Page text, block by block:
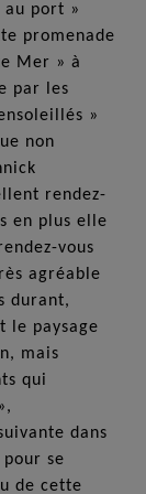
au port »
promenade
Mer » à
par les
»
non
rendez-
en plus elle
vous
agréable
durant,
le paysage
mais
qui
dans
pour se
de cette